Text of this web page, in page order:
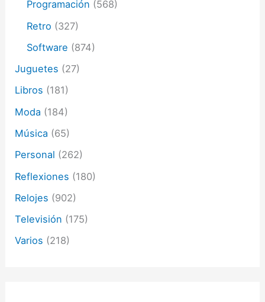
Programación (568)
Retro (327)
Software (874)
Juguetes (27)
Libros (181)
Moda (184)
Música (65)
Personal (262)
Reflexiones (180)
Relojes (902)
Televisión (175)
Varios (218)